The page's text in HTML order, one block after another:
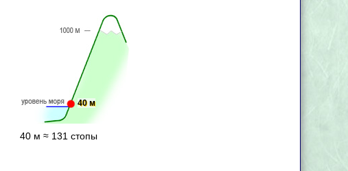
40 м
40 м ≈ 131 стопы